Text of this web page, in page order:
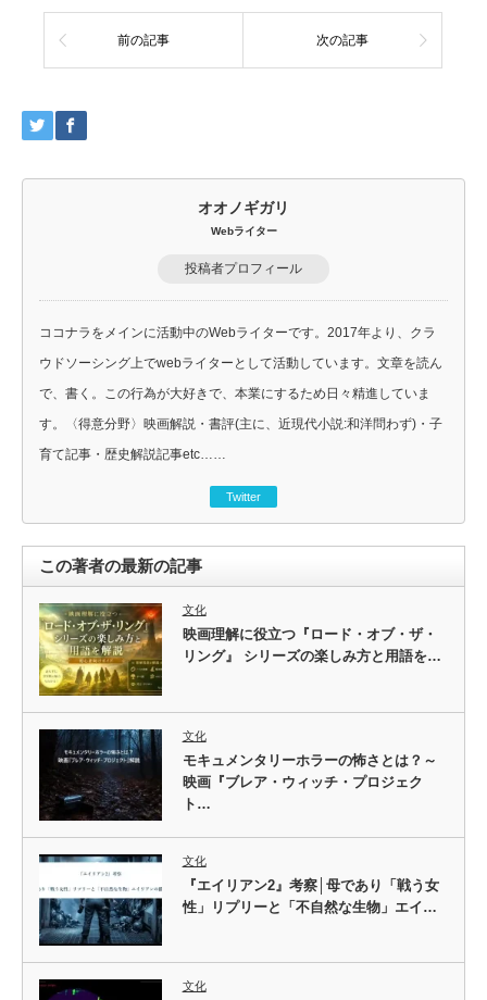
例、都市伝説が拡散する心理メカニズム、偽造貨幣問
題、そして現代社会におけ...
前の記事 次の記事
オオノギガリ
Webライター
投稿者プロフィール
ココナラをメインに活動中のWebライターです。2017年より、クラ
ウドソーシング上でwebライターとして活動しています。文章を読ん
で、書く。この行為が大好きで、本業にするため日々精進していま
す。〈得意分野〉映画解説・書評(主に、近現代小説:和洋問わず)・子
育て記事・歴史解説記事etc……
Twitter
この著者の最新の記事
文化
映画理解に役立つ『ロード・オブ・ザ・
リング』 シリーズの楽しみ方と用語を…
文化
モキュメンタリーホラーの怖さとは？～
映画『ブレア・ウィッチ・プロジェク
ト…
文化
『エイリアン2』考察│母であり「戦う女
性」リプリーと「不自然な生物」エイ…
文化